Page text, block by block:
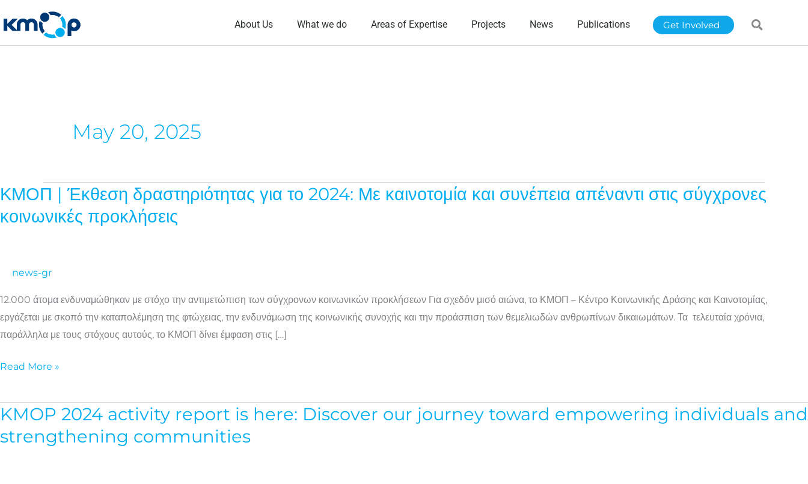
to
content
About Us What we do Areas of Expertise Projects News Publications Get Involved
May 20, 2025
ΚΜΟΠ | Έκθεση δραστηριότητας για το 2024: Με καινοτομία και συνέπεια απέναντι στις σύγχρονες
κοινωνικές προκλήσεις
news-gr
12.000 άτομα ενδυναμώθηκαν με στόχο την αντιμετώπιση των σύγχρονων κοινωνικών προκλήσεων Για σχεδόν μισό αιώνα, το ΚΜΟΠ – Κέντρο Κοινωνικής Δράσης και Καινοτομίας,
εργάζεται με σκοπό την καταπολέμηση της φτώχειας, την ενδυνάμωση της κοινωνικής συνοχής και την προάσπιση των θεμελιωδών ανθρωπίνων δικαιωμάτων. Τα τελευταία χρόνια,
παράλληλα με τους στόχους αυτούς, το ΚΜΟΠ δίνει έμφαση στις […]
ΚΜΟΠ
Έκθεση
2024:
Με
καινοτομία
συνέπεια
στις
σύγχρονες
κοινωνικές
Read More »
KMOP 2024 activity report is here: Discover our journey toward empowering individuals and
strengthening communities
KMOP
2024
activity